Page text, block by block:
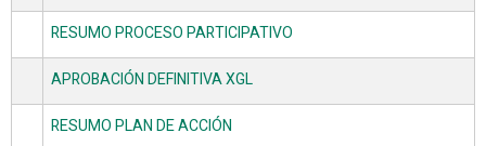
RESUMO PROCESO PARTICIPATIVO
APROBACIÓN DEFINITIVA XGL
RESUMO PLAN DE ACCIÓN